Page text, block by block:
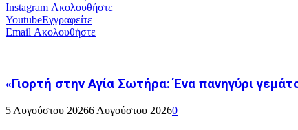
Instagram Ακολουθήστε
YoutubeΕγγραφείτε
Email Ακολουθήστε
«Γιορτή στην Αγία Σωτήρα: Ένα πανηγύρι
5 Αυγούστου 20266 Αυγούστου 20260